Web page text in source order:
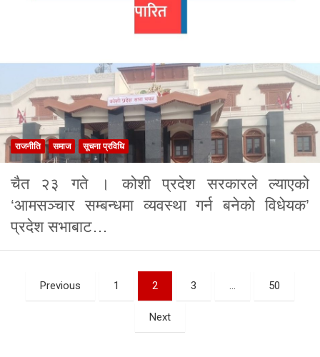
राजनीति समाज सूचना प्रविधि
चैत २३ गते । कोशी प्रदेश सरकारले ल्याएको
‘आमसञ्चार सम्बन्धमा व्यवस्था गर्न बनेको विधेयक’
प्रदेश सभाबाट…
Posts
pagination
Previous 1 2 3 50
Next